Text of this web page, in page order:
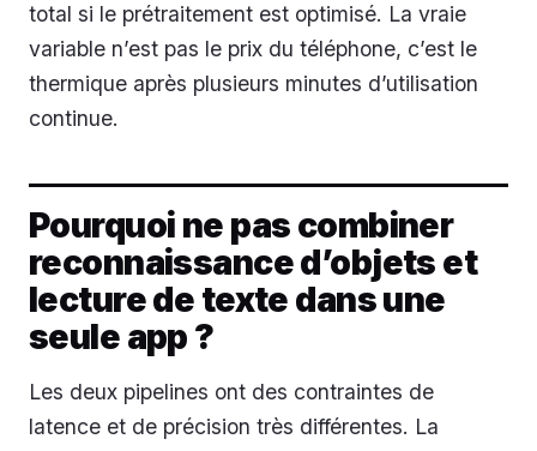
total si le prétraitement est optimisé. La vraie
variable n’est pas le prix du téléphone, c’est le
thermique après plusieurs minutes d’utilisation
continue.
Pourquoi ne pas combiner
reconnaissance d’objets et
lecture de texte dans une
seule app ?
Les deux pipelines ont des contraintes de
latence et de précision très différentes. La